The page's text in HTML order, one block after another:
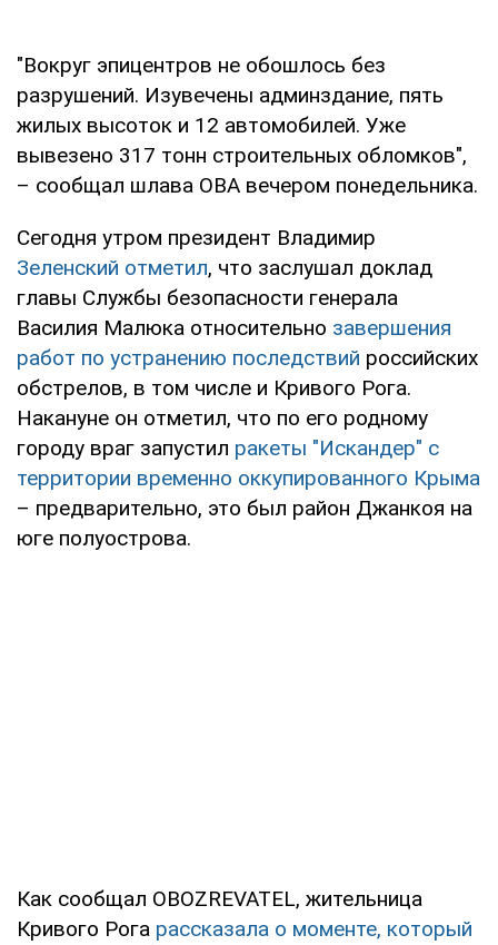
"Вокруг эпицентров не обошлось без
разрушений. Изувечены админздание, пять
жилых высоток и 12 автомобилей. Уже
вывезено 317 тонн строительных обломков",
– сообщал шлава ОВА вечером понедельника.
Сегодня утром президент Владимир
Зеленский отметил, что заслушал доклад
главы Службы безопасности генерала
Василия Малюка относительно завершения
работ по устранению последствий российских
обстрелов, в том числе и Кривого Рога.
Накануне он отметил, что по его родному
городу враг запустил ракеты "Искандер" с
территории временно оккупированного Крыма
– предварительно, это был район Джанкоя на
юге полуострова.
Как сообщал OBOZREVATEL, жительница
Кривого Рога рассказала о моменте, который